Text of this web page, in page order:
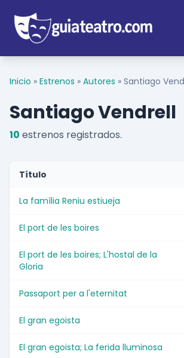
Inicio » Estrenos » Autores » Santiago
Santiago Vendrell
10 estrenos registrados.
Título
La família Reniu estiueja
El port de les boires
El port de les boires; L'hostal de la
Gloria
Passaport per a l'eternitat
El gran egoista
El gran egoista; La ferida lluminosa